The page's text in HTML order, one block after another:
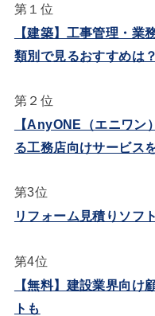
第１位
【建築】工事管理・業
類別で見るおすすめは？
第２位
【AnyONE（エニワン
る工務店向けサービス
第3位
リフォーム見積りソフ
第4位
【無料】建設業界向け
トも